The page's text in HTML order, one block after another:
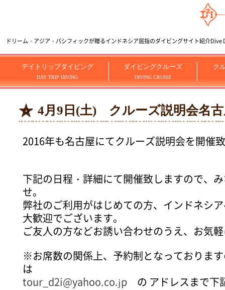
ドリーム・アジア・パシフィックが贈るインドネシア屈指のダイビングサイト紹介Dive
デイトリップダイビング
DAY TRIP DIVING
ダイビングクルーズ
DIVING CRUISE
ク
4月9日(土) クルーズ説明会名
2016年も名古屋にてクルーズ説明会を開催
下記の日程・詳細にて開催致しますので、
せ。
弊社のご利用がはじめての方、インドネシ
大歓迎でございます。
ご友人の方などお誘い合わせのうえ、お気
※お席数の関係上、予約制となっておりま
は
tour_d2i@yahoo.co.jp の アドレスまで下